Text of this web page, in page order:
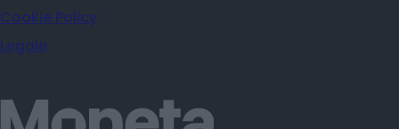
Cookie Policy
Legale